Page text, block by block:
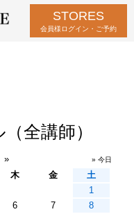
STORES
会員様ログイン・ご予約
全講師）
» » 今日
木 金
土
1
6 7
8